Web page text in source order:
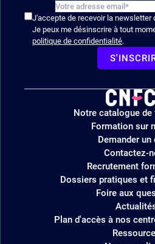
J'accepte de recevoir la newsletter
Je peux me désinscrire à tout
politique de confidentialité.
Logo
site
Notre catalogue
Formation sur
Demander un
Contactez-
Recrutement
Dossiers pratiques et
Foire aux
Plan d'accès à nos